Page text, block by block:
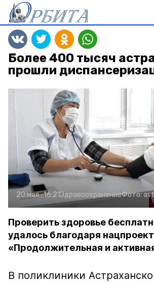
Более 400 тысяч
прошли
20 мая , 16:21ЗдравоохранениеФото:
Проверить здоровье
удалось благодаря
«Продолжительная и
В поликлиники